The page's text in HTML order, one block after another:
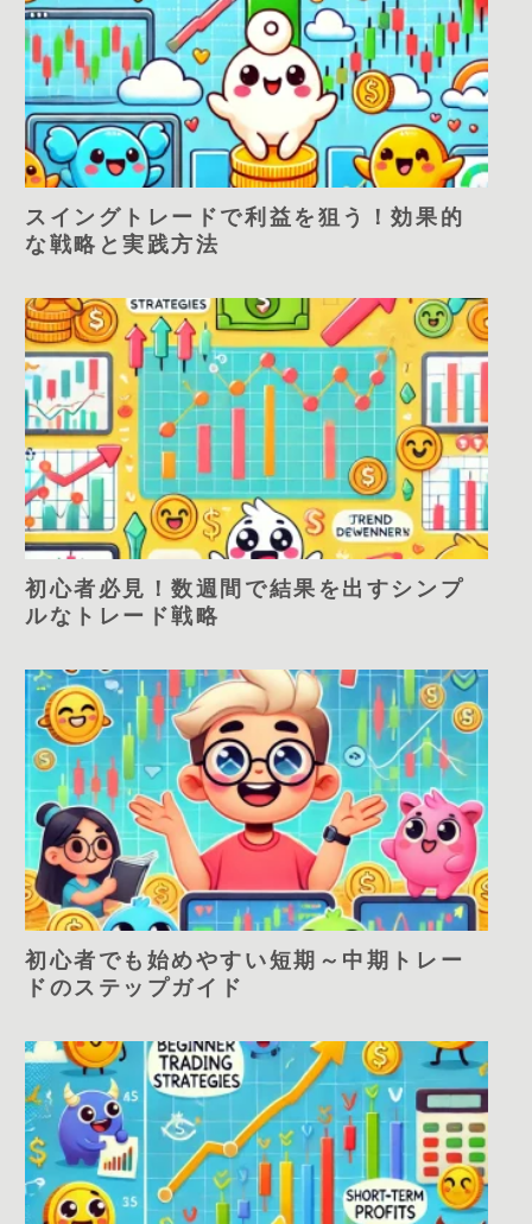
スイングトレードで利益を狙う！効果的
な戦略と実践方法
初心者必見！数週間で結果を出すシンプ
ルなトレード戦略
初心者でも始めやすい短期～中期トレー
ドのステップガイド